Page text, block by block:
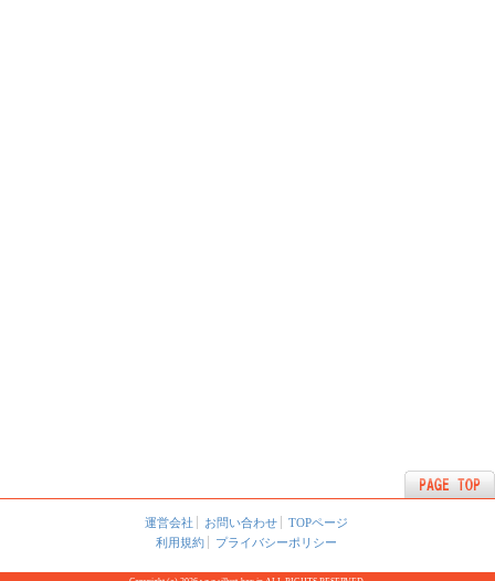
運営会社 お問い合わせ
TOPページ
利用規約
プライバシーポリシー